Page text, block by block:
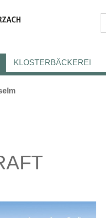
KLOSTERBÄCKEREI